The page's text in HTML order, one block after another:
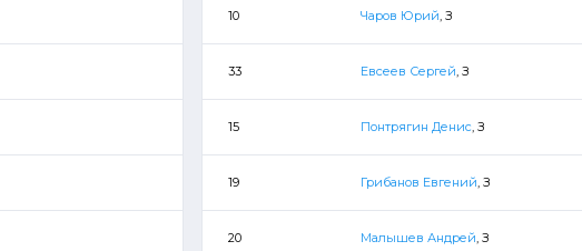
10 Чаров Юрий, З
33 Евсеев Сергей, З
15 Понтрягин Денис, З
19 Грибанов Евгений, З
20 Малышев Андрей, З